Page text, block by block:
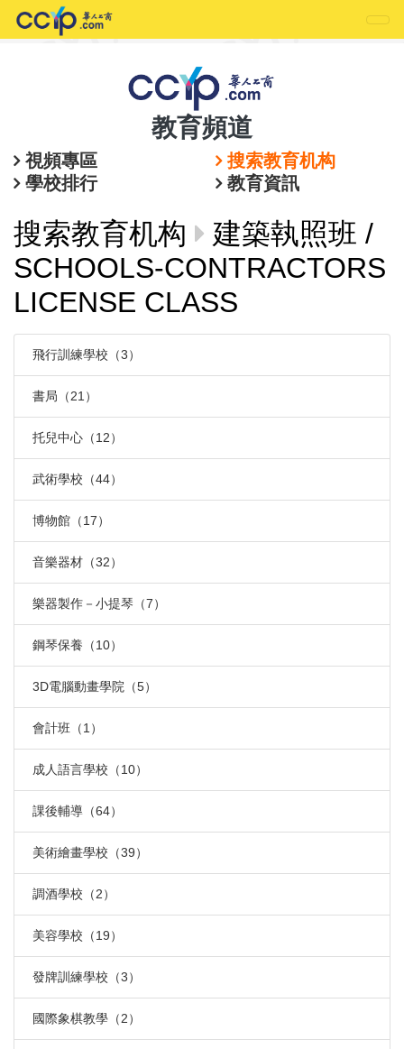
教育頻道
視頻專區
搜索教育机构
學校排行
教育資訊
搜索教育机构
建築執照班 /
SCHOOLS-CONTRACTORS
LICENSE CLASS
飛行訓練學校（3）
書局（21）
托兒中心（12）
武術學校（44）
博物館（17）
音樂器材（32）
樂器製作－小提琴（7）
鋼琴保養（10）
3D電腦動畫學院（5）
會計班（1）
成人語言學校（10）
課後輔導（64）
美術繪畫學校（39）
調酒學校（2）
美容學校（19）
發牌訓練學校（3）
國際象棋教學（2）